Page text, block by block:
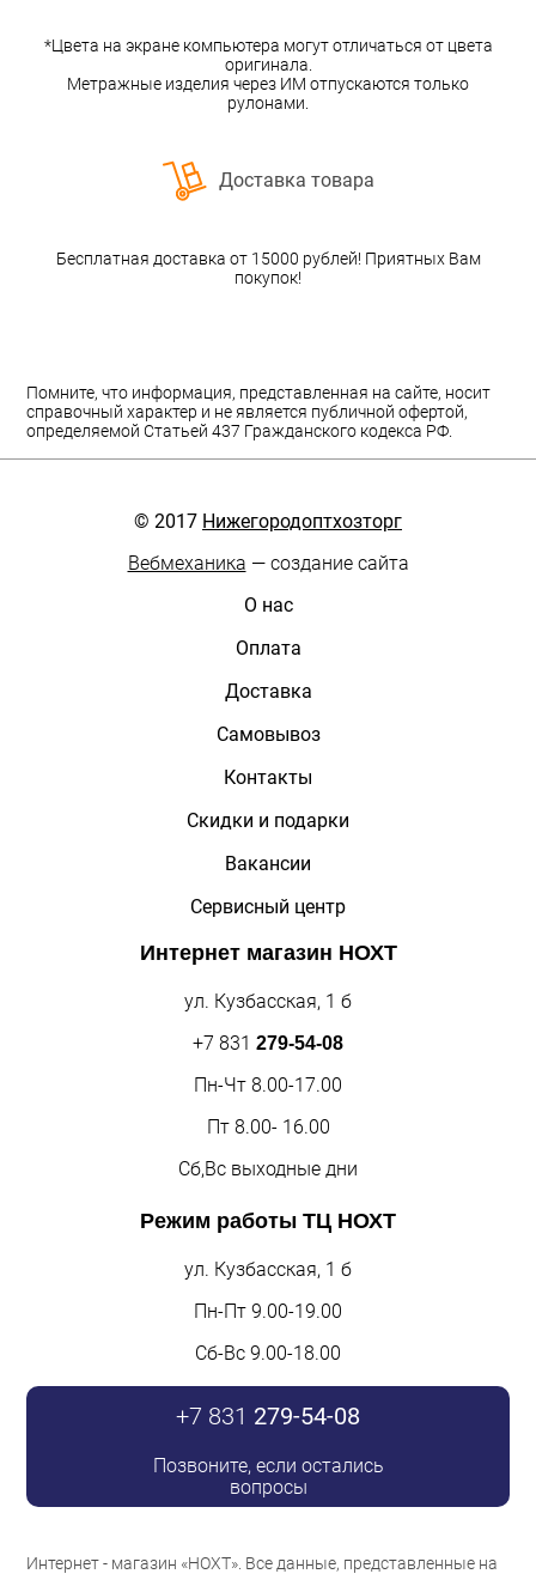
*Цвета на экране компьютера могут отличаться от цвета
оригинала.
Метражные изделия через ИМ отпускаются только
рулонами.
Доставка товара
Бесплатная доставка от 15000 рублей! Приятных Вам
покупок!
Помните, что информация, представленная на сайте, носит
справочный характер и не является публичной офертой,
определяемой Статьей 437 Гражданского кодекса РФ.
© 2017 Нижегородоптхозторг
Вебмеханика — создание сайта
О нас
Оплата
Доставка
Самовывоз
Контакты
Скидки и подарки
Вакансии
Сервисный центр
Интернет магазин НОХТ
ул. Кузбасская, 1 б
+7 831 279-54-08
Пн-Чт 8.00-17.00
Пт 8.00- 16.00
Сб,Вс выходные дни
Режим работы ТЦ НОХТ
ул. Кузбасская, 1 б
Пн-Пт 9.00-19.00
Сб-Вс 9.00-18.00
+7 831 279-54-08
Позвоните, если остались
вопросы
Интернет - магазин «НОХТ». Все данные, представленные на